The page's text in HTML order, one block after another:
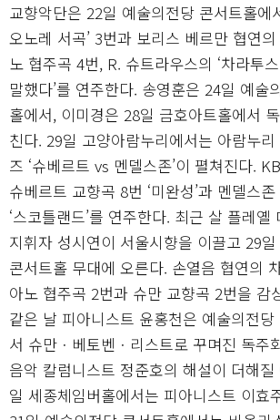
교향악단은 22일 예술의전당 콘서트홀에
오노레 서곡’ 3번과 보리스 베르만 협연
노 협주곡 4번, R. 슈트라우스의 ‘차라투
말했다’를 연주한다. 송영훈은 24일 예술
홀에서, 이미경은 28일 금호아트홀에서
친다. 29일 고양아람누리에서는 아람누리
즈 ‘슈베르트 vs 멘델스존’이 펼쳐진다.
슈베르트 교향곡 8번 ‘미완성’과 멘델스
‘스코틀랜드’를 연주한다. 최근 살 플레옐
지휘자 성시연이 서울시향을 이끌고 29
콘서트홀 무대에 오른다. 손열음 협연의
아노 협주곡 2번과 슈만 교향곡 2번을 감
같은 날 피아니스트 윤홍천은 예술의전당
서 슈만ㆍ베토벤ㆍ리스트로 꾸며진 독주
음악 칼럼니스트 정준호의 해설이 더해질
일 세종체임버홀에서는 피아니스트 이효